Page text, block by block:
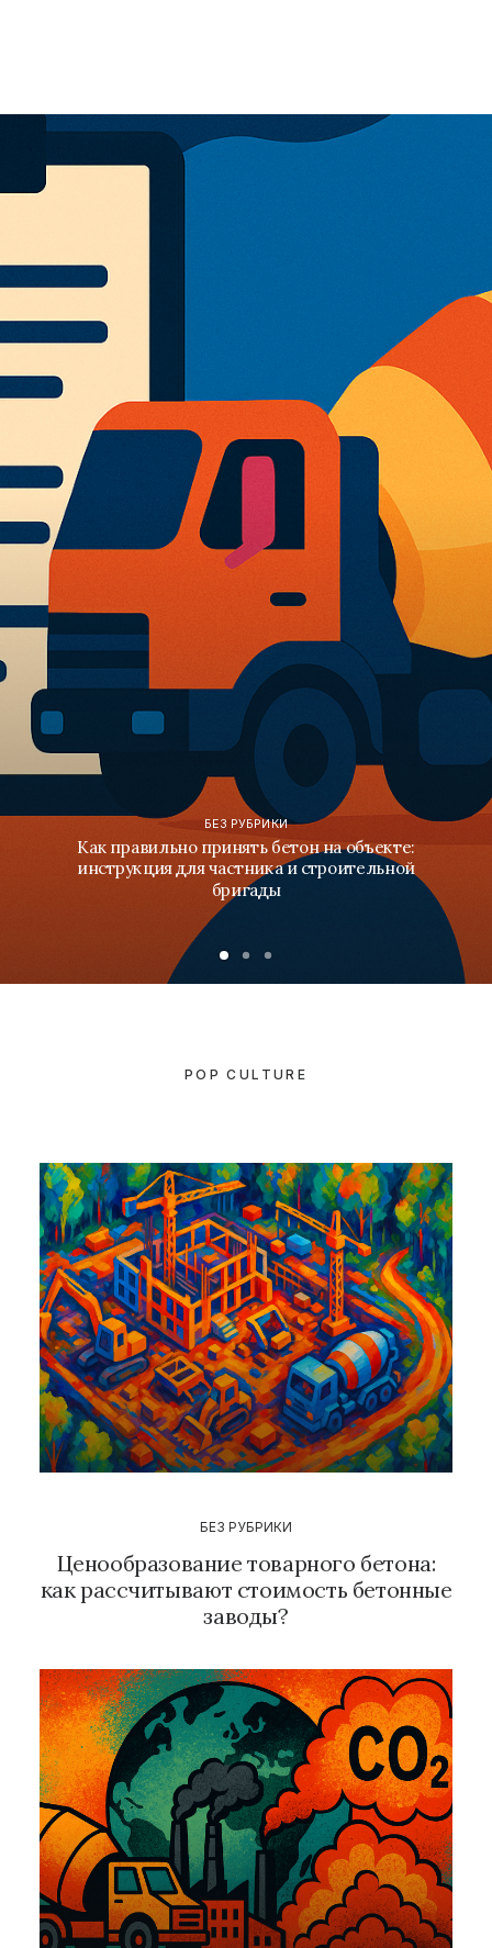
БЕЗ РУБРИКИ
Как правильно принять бетон на объекте:
инструкция для частника и строительной
бригады
POP CULTURE
БЕЗ РУБРИКИ
Ценообразование товарного бетона:
как рассчитывают стоимость бетонные
заводы?